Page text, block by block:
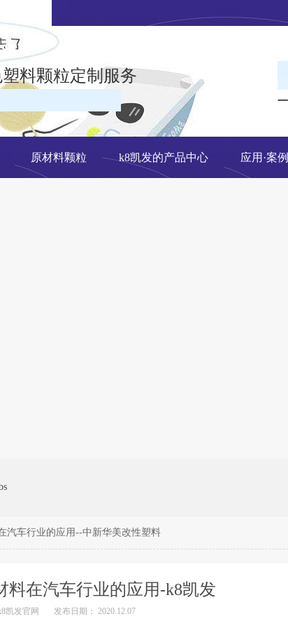
在线留言
料颗粒定制服务
原材料颗粒 k8凯发的产品中心 应用·案例
汽车行业的应用--中新华美改性塑料
料在汽车行业的应用-k8凯发
凯发官网 发布日期： 2020.12.07